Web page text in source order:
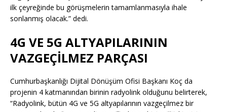
ilk çeyreğinde bu görüşmelerin tamamlanmasıyla ihale
sonlanmış olacak.” dedi.
4G VE 5G ALTYAPILARININ
VAZGEÇİLMEZ PARÇASI
Cumhurbaşkanlığı Dijital Dönüşüm Ofisi Başkanı Koç da
projenin 4 katmanından birinin radyolink olduğunu belirterek,
“Radyolink, bütün 4G ve 5G altyapılarının vazgeçilmez bir